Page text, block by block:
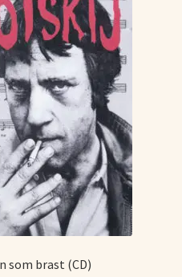
som brast (CD)